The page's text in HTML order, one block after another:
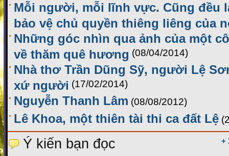
Mỗi người, mỗi lĩnh vực. Cũng đều
bảo vệ chủ quyền thiêng liêng của
Những góc nhìn qua ảnh của một
về thăm quê hương (08/04/2014)
Nhà thơ Trần Dũng Sỹ, người Lệ
xứ người (17/02/2014)
Nguyễn Thanh Lâm (08/08/2012)
Lê Khoa, một thiên tài thi ca đất Lệ
+
Ý kiến bạn đọc